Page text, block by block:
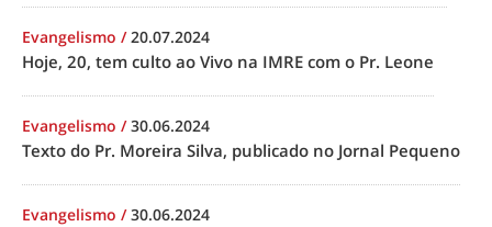
Evangelismo /20.07.2024
Hoje, 20, tem culto ao Vivo na IMRE com o Pr. Leone
Evangelismo /30.06.2024
Texto do Pr. Moreira Silva, publicado no Jornal Pequeno
Evangelismo /30.06.2024